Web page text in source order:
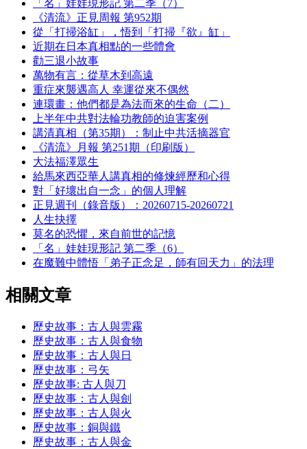
「名」娃娃現形記 第二季（7）
《清流》正見周報 第952期
從「打掃浴缸」，悟到「打掃『欲』缸」
近期在日本真相點的一些體會
勸三退小故事
萬物有言：從草木到高遠
重症來襲遇高人 幸運從來不偶然
連環畫：他們都是為法而來的生命（二）
上半年中共對法輪功教師的迫害案例
講清真相（第35期）：制止中共活摘器官
《清流》月報 第251期（印刷版）
大法福澤眾生
給馬來西亞華人講真相的修煉經歷和心得
對「好壞出自一念」的個人理解
正見週刊（錄音版）：20260715-20260721
人生抉擇
莫名的恐懼，來自前世的記憶
「名」娃娃現形記 第二季（6）
在魔難中體悟「弟子正念足，師有回天力」的法理
相關文章
歷史故事：古人與雲霧
歷史故事：古人與食物
歷史故事：古人與日
歷史故事：弓矢
歷史故事: 古人與刀
歷史故事：古人與劍
歷史故事：古人與火
歷史故事：銅與鐵
歷史故事：古人與金